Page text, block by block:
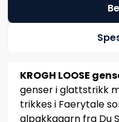
KROGH LOOSE
genser i glattstrikk
trikkes i Faerytale
alpakkagarn fra Du